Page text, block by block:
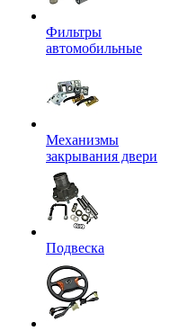
Фильтры
автомобильные
Механизмы
закрывания двери
Подвеска